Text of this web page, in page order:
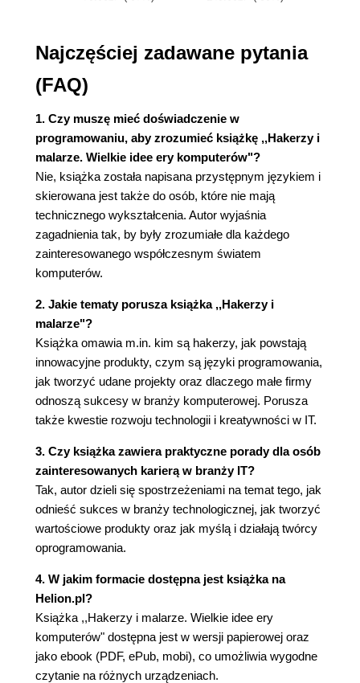
Jak tworzyć wielkie rzeczy?
Czym są języki programowania i dlaczego tyle się
teraz o nich mówi?
11. Język następnego stulecia (189)
Jak będziemy programować za sto lat? Dlaczego
nie zacząć tak programować dziś?
12. Pokonywanie przeciętniaków (203)
Przy pisaniu aplikacji działających na serwerze
możesz korzystać z każdego języka, jaki Ci się
podoba. Twoja konkurencja też.
W technologii "dobre, sprawdzone rozwiązania" to
prosta droga w przepaść.
14. Wymarzony język (235)
Dobry język programowania to taki, który pozwala
hakerom robić to, co im się żywnie podoba.
15. Projektowanie i odkrywanie (253)
Odkrycia muszą być oryginalne. Projekty muszą
być dobre.
Podziękowania (259)
Słowniczek (261)
Najczęściej zadawane pytania
(FAQ)
1. Czy muszę mieć doświadczenie w
programowaniu, aby zrozumieć książkę ,,Hakerzy i
malarze. Wielkie idee ery komputerów"?
Nie, książka została napisana przystępnym językiem i
skierowana jest także do osób, które nie mają
technicznego wykształcenia. Autor wyjaśnia
zagadnienia tak, by były zrozumiałe dla każdego
zainteresowanego współczesnym światem
komputerów.
2. Jakie tematy porusza książka ,,Hakerzy i
malarze"?
Książka omawia m.in. kim są hakerzy, jak powstają
innowacyjne produkty, czym są języki programowania,
jak tworzyć udane projekty oraz dlaczego małe firmy
odnoszą sukcesy w branży komputerowej. Porusza
także kwestie rozwoju technologii i kreatywności w IT.
3. Czy książka zawiera praktyczne porady dla osób
zainteresowanych karierą w branży IT?
Tak, autor dzieli się spostrzeżeniami na temat tego, jak
odnieść sukces w branży technologicznej, jak tworzyć
wartościowe produkty oraz jak myślą i działają twórcy
oprogramowania.
4. W jakim formacie dostępna jest książka na
Helion.pl?
Książka ,,Hakerzy i malarze. Wielkie idee ery
komputerów" dostępna jest w wersji papierowej oraz
jako ebook (PDF, ePub, mobi), co umożliwia wygodne
czytanie na różnych urządzeniach.